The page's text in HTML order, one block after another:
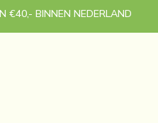
€40,- BINNEN NEDERLAND